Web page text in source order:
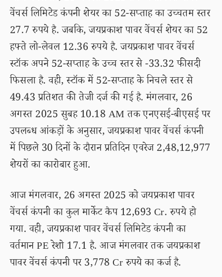
वेंचर्स लिमिटेड कंपनी शेयर का 52-सप्ताह का उच्चतम स्तर
27.7 रुपये है. जबकि, जयप्रकाश पावर वेंचर्स शेयर का 52
हफ्ते लो-लेवल 12.36 रुपये है. जयप्रकाश पावर वेंचर्स
स्टॉक अपने 52-सप्ताह के उच्च स्तर से -33.32 फीसदी
फिसला है. वही, स्टॉक में 52-सप्ताह के निचले स्तर से
49.43 प्रतिशत की तेजी दर्ज की गई है. मंगलवार, 26
अगस्त 2025 सुबह 10.18 AM तक एनएसई-बीएसई पर
उपलब्ध आंकड़ों के अनुसार, जयप्रकाश पावर वेंचर्स कंपनी
में पिछले 30 दिनों के दौरान प्रतिदिन एवरेज 2,48,12,977
शेयरों का कारोबार हुआ.
आज मंगलवार, 26 अगस्त 2025 को जयप्रकाश पावर
वेंचर्स कंपनी का कुल मार्केट कैप 12,693 Cr. रुपये हो
गया. वही, जयप्रकाश पावर वेंचर्स लिमिटेड कंपनी का
वर्तमान PE रेशो 17.1 है. आज मंगलवार तक जयप्रकाश
पावर वेंचर्स कंपनी पर 3,778 Cr रुपये का कर्ज है.